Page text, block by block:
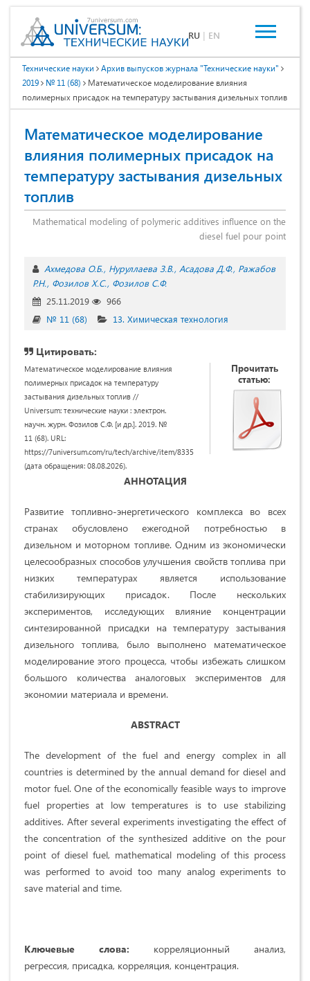
RU | EN
Технические науки
Архив выпусков журнала "Технические науки"
2019
№ 11 (68)
Математическое моделирование влияния
полимерных присадок на температуру застывания дизельных топлив
Математическое моделирование
влияния полимерных присадок на
температуру застывания дизельных
топлив
Mathematical modeling of polymeric additives influence on the
diesel fuel pour point
Ахмедова О.Б. Нуруллаева З.В. Асадова Д.Ф. Ражабов
Р.Н. Фозилов Х.С. Фозилов С.Ф.
25.11.2019
966
№ 11 (68)
13. Химическая технология
Цитировать:
Математическое моделирование влияния
полимерных присадок на температуру
застывания дизельных топлив //
Universum: технические науки : электрон.
научн. журн. Фозилов С.Ф. [и др.]. 2019. №
11 (68). URL:
https://7universum.com/ru/tech/archive/item/8335
(дата обращения: 08.08.2026).
Прочитать
статью:
АННОТАЦИЯ
Развитие топливно-энергетического комплекса во всех
странах обусловлено ежегодной потребностью в
дизельном и моторном топливе. Одним из экономически
целесообразных способов улучшения свойств топлива при
низких температурах является использование
стабилизирующих присадок. После нескольких
экспериментов, исследующих влияние концентрации
синтезированной присадки на температуру застывания
дизельного топлива, было выполнено математическое
моделирование этого процесса, чтобы избежать слишком
большого количества аналоговых экспериментов для
экономии материала и времени.
ABSTRACT
The development of the fuel and energy complex in all
countries is determined by the annual demand for diesel and
motor fuel. One of the economically feasible ways to improve
fuel properties at low temperatures is to use stabilizing
additives. After several experiments investigating the effect of
the concentration of the synthesized additive on the pour
point of diesel fuel, mathematical modeling of this process
was performed to avoid too many analog experiments to
save material and time.
Ключевые слова: корреляционный анализ,
регрессия, присадка, корреляция, концентрация.